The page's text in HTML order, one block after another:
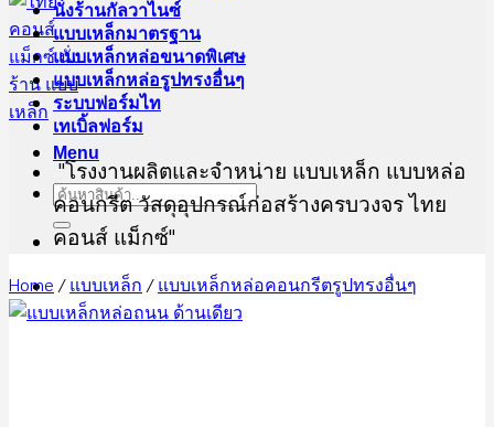
Menu
Search
for:
ต้องการสอบถามข้อมูล ขอใบเสนอราคา ทีมฝ่ายขาย
ไทยคอนส์ แม็กซ์
นั่งร้านกัลวาไนซ์
แบบเหล็กมาตรฐาน
แบบเหล็กหล่อขนาดพิเศษ
แบบเหล็กหล่อรูปทรงอื่นๆ
ระบบฟอร์มไท
เทเบิ้ลฟอร์ม
"โรงงานผลิตและจำหน่าย แบบเหล็ก แบบหล่อ
คอนกรีต วัสดุอุปกรณ์ก่อสร้างครบวงจร ไทย
คอนส์ แม็กซ์"
Home / แบบเหล็ก / แบบเหล็กหล่อคอนกรีตรูปทรงอื่นๆ